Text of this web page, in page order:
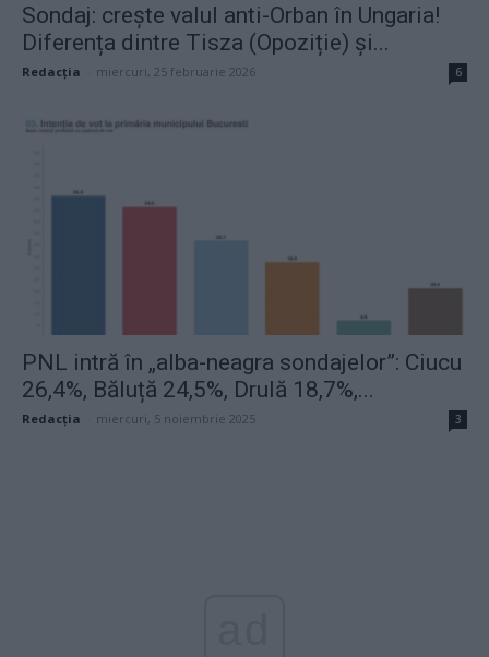
Sondaj: crește valul anti-Orban în Ungaria!
Diferența dintre Tisza (Opoziție) și...
Redacţia miercuri, 25 februarie 2026 6
PNL intră în „alba-neagra sondajelor”: Ciucu
26,4%, Băluță 24,5%, Drulă 18,7%,...
Redacţia miercuri, 5 noiembrie 2025 3